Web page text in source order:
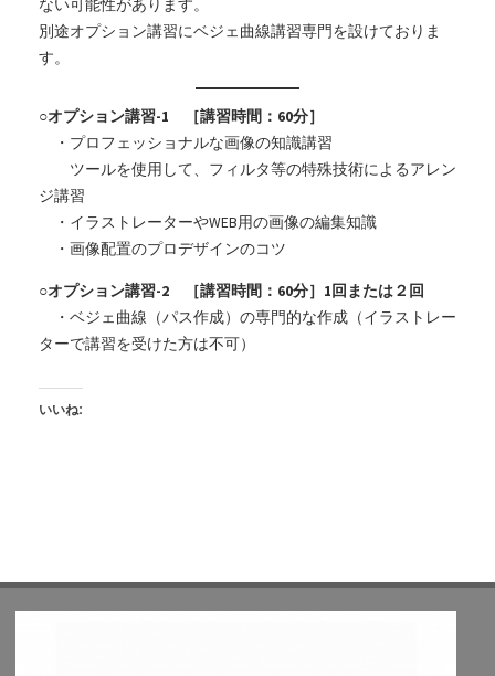
ない可能性があります。
別途オプション講習にベジェ曲線講習専門を設けておりま
す。
○オプション講習-1 ［講習時間：60分］
・プロフェッショナルな画像の知識講習
ツールを使用して、フィルタ等の特殊技術によるアレン
ジ講習
・イラストレーターやWEB用の画像の編集知識
・画像配置のプロデザインのコツ
○オプション講習-2 ［講習時間：60分］1回または２回
・ベジェ曲線（パス作成）の専門的な作成（イラストレー
ターで講習を受けた方は不可）
いいね: